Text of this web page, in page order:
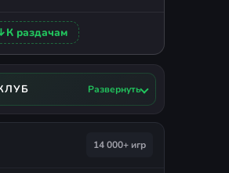
К раздачам
Развернуть
14 000+ игр